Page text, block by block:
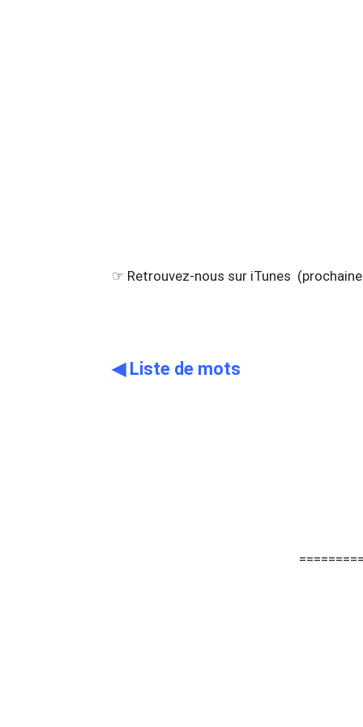
☞ Retrouvez-nous sur iTunes
◀ Liste de mots